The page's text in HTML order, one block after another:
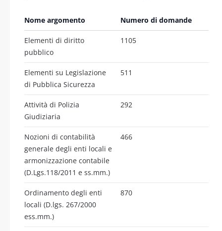
Nome argomento Numero di domande
Elementi di diritto
pubblico
1105
Elementi su Legislazione
di Pubblica Sicurezza
511
Attività di Polizia
Giudiziaria
292
Nozioni di contabilità
generale degli enti locali e
armonizzazione contabile
(D.Lgs.118/2011 e ss.mm.)
466
Ordinamento degli enti
locali (D.lgs. 267/2000
ess.mm.)
870